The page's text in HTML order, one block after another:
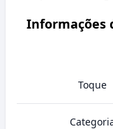
Informações
Toque